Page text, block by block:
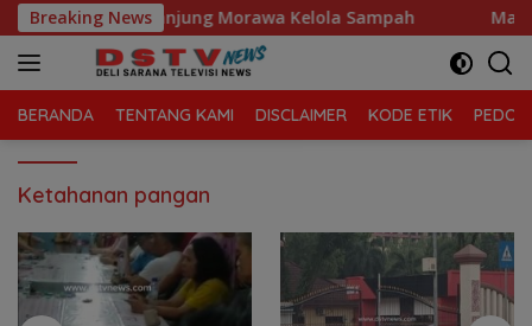
Langsung
ke
konten
Breaking News
Kecamatan Tanjung Morawa Kelola Sampah
BERANDA TENTANG KAMI DISCLAIMER KODE ETIK
Ketahanan pangan